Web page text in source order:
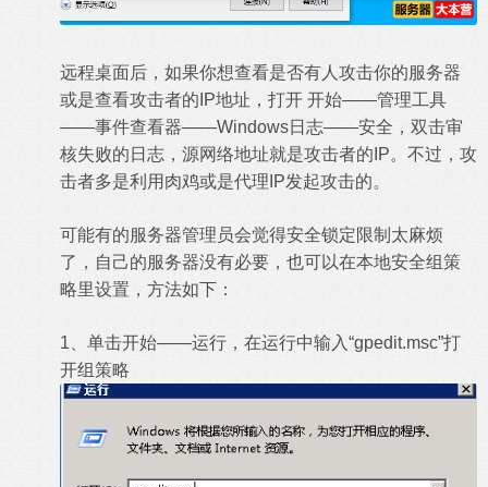
远程桌面后，如果你想查看是否有人攻击你的服务器
或是查看攻击者的IP地址，打开 开始——管理工具
——事件查看器——Windows日志——安全，双击审
核失败的日志，源网络地址就是攻击者的IP。不过，攻
击者多是利用肉鸡或是代理IP发起攻击的。
可能有的服务器管理员会觉得安全锁定限制太麻烦
了，自己的服务器没有必要，也可以在本地安全组策
略里设置，方法如下：
1、单击开始——运行，在运行中输入“gpedit.msc”打
开组策略